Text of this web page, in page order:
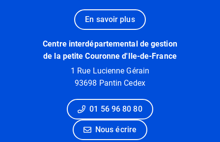
En savoir plus
Centre interdépartemental de gestion
de la petite Couronne d'Ile-de-France
1 Rue Lucienne Gérain
93698 Pantin Cedex
01 56 96 80 80
Nous écrire